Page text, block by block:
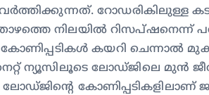
റോഡരികിലുള്ള
നിലയിൽ റിസപ്ഷനെന്ന്
കോണിപ്പടികൾ കയറി ചെന്നാൽ
ന്യൂസിലൂടെ ലോഡ്ജിലെ മുൻ
ലോഡ്ജിന്റെ